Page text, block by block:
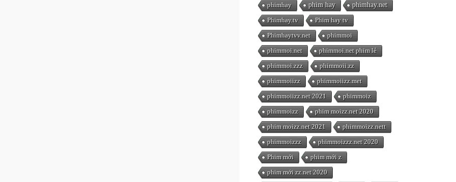
phimhay
phim hay
phimhay.net
Phimhay.tv
Phim hay tv
Phimhaytvv.net
phimmoi
phimmoi.net
phimmoi.net phim lẻ
phimmoi.zzz
phimmoii.zz
phimmoiizz
phimmoiizz.met
phimmoiizz.net 2021
phimmoiz
phimmoizz
phim moizz.net 2020
phim moizz.net 2021
phimmoizz.nett
phimmoizzz
phimmoizzz.net 2020
Phim mới
phim mới z
phim mới zz.net 2020